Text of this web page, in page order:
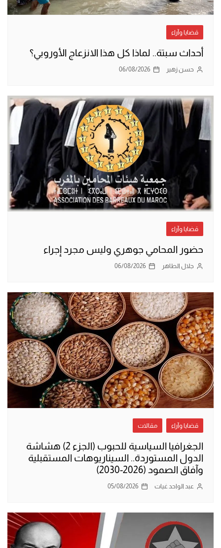
قضايا وآراء
أحداث سبتة.. لماذا كل هذا الانزعاج الأوروبي؟
حسن زهير 06/08/2026
قضايا وآراء
حضور المحامي جوهري وليس مجرد إجراء
جلال الطاهر 06/08/2026
قضايا وآراء مقالات
الجغرافيا السياسية للحبوب (الجزء 2) هشاشة
الدول المستوردة.. السيناريوهات المستقبلية
وآفاق الصمود (2026-2030)
عبد الواحد غيات 05/08/2026